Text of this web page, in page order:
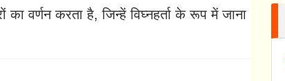
वर्णन करता है, जिन्हें विघ्नहर्ता के रूप में जाना